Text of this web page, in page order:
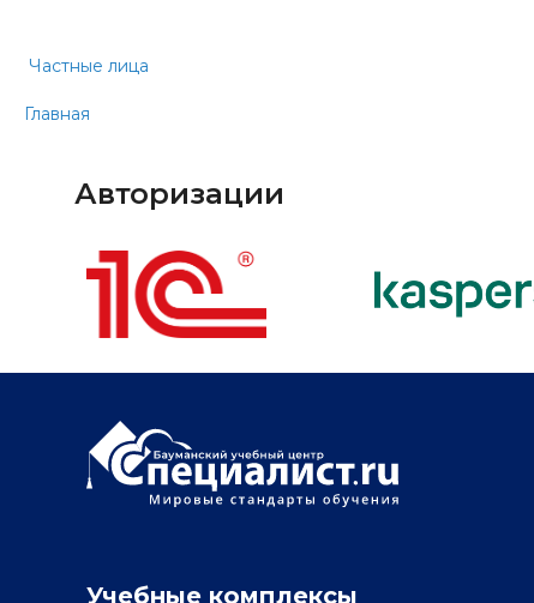
Частные лица
Главная
Авторизации
Учебные комплексы